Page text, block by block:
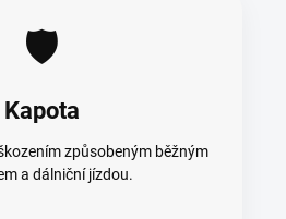
🛡️
Kapota
způsobeným běžným
a dálniční jízdou.